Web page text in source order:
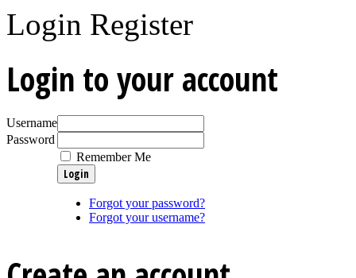
Login Register
Login to your account
Username
Password
Remember Me
Forgot your password?
Forgot your username?